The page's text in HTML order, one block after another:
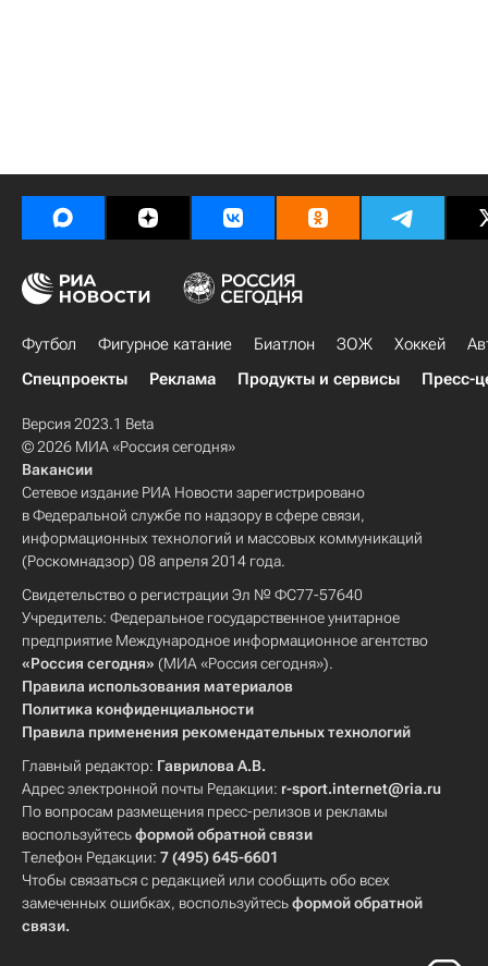
Футбол Фигурное катание Биатлон ЗОЖ Хоккей
Спецпроекты
Реклама Продукты и сервисы Пресс-
Версия 2023.1 Beta
© 2026 МИА «Россия сегодня»
Вакансии
Сетевое издание РИА Новости зарегистрировано
в Федеральной службе по надзору в сфере связи,
информационных технологий и массовых коммуникаций
(Роскомнадзор) 08 апреля 2014 года.
Свидетельство о регистрации Эл № ФС77-57640
Учредитель: Федеральное государственное унитарное
предприятие Международное информационное агентство
«Россия сегодня» (МИА «Россия сегодня»).
Правила использования материалов
Политика конфиденциальности
Правила применения рекомендательных технологий
Главный редактор: Гаврилова А.В.
Адрес электронной почты Редакции: r-sport.internet@ria.ru
По вопросам размещения пресс-релизов и рекламы
воспользуйтесьформой обратной связи
Телефон Редакции: 7 (495) 645-6601
Чтобы связаться с редакцией или сообщить обо всех
замеченных ошибках, воспользуйтесьформой обратной
связи.